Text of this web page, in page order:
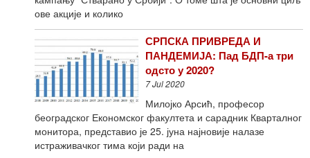
ове акције и колико
СРПСКА ПРИВРЕДА И
ПАНДЕМИЈА: Пад БДП-а три
одсто у 2020?
7 Jul 2020
Милојко Арсић, професор
београдског Економског факултета и сарадник Кварталног
монитора, представио је 25. јуна најновије налазе
истраживачког тима који ради на